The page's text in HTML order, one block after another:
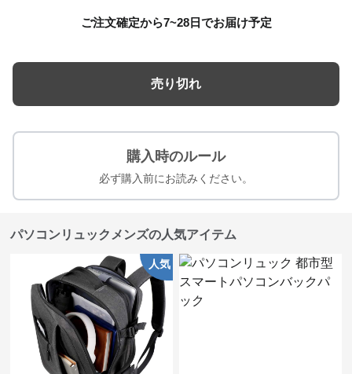
ご注文確定から7~28日でお届け予定
売り切れ
購入時のルール
必ず購入前にお読みください。
パソコンリュックメンズの人気アイテム
人気